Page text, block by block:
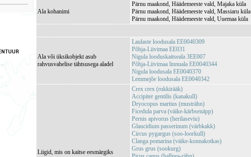
Ala kohanimi
Pärnu maakond, Häädemeeste vald, Majaka küla
Pärnu maakond, Häädemeeste vald, Massiaru küla
Pärnu maakond, Häädemeeste vald, Uuemaa küla
Ala või üksikobjekt asub
rahvusvahelise tähtsusega aladel
Laulaste loodusala EE0040309
Põhja-Liivimaa EE031
Nigula looduskaitseala 3EE007
Põhja-Liivimaa linnuala EE0040344
Nigula loodusala EE0040370
Lemmejõe loodusala EE0040342
Liigid, mis on kaitse eesmärgiks
Crex crex (rukkirääk)
Accipiter gentilis (kanakull)
Dryocopus martius (musträhn)
Ficedula parva (väike-kärbsenäpp)
Pernis apivorus (herilaseviu)
Glaucidium passerinum (värbkakk)
Circus pygargus (soo-loorkull)
Clanga pomarina (väike-konnakotkas)
Grus grus (sookurg)